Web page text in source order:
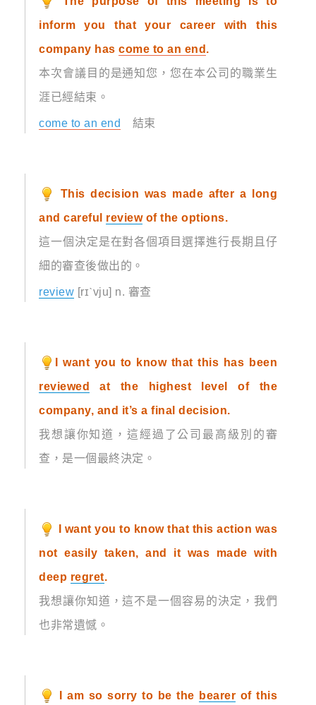
inform you that your career with this
company has come to an end .
本次會議目的是通知您，您在本公司的職業生
涯已經結束。
come to an end 結束
This decision was made after a long
and careful reviewof the options.
這一個決定是在對各個項目選擇進行長期且仔
細的審查後做出的。
review [rɪˋvju] n. 審查
I want you to know that this has been
reviewed
at the highest level of the
company, and it’s a final decision.
我想讓你知道，這經過了公司最高級別的審
查，是一個最終決定。
I want you to know that this action was
not easily taken, and it was made with
deep regret.
我想讓你知道，這不是一個容易的決定，我們
也非常遺憾。
I am so sorry to be the bearer of this